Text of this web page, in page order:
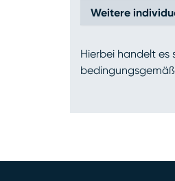
Weitere
Hierbei handelt es